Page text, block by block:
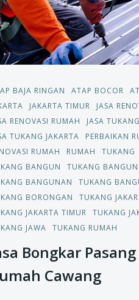
BAJA RINGAN ATAP BOCOR
JAKARTA TIMUR
JASA
RENOVASI RUMAH
JASA TUKANG
TUKANG JAKARTA
PERBAIKAN
RUMAH
RUMAH
TUKANG
BANGUN
TUKANG
BANGUNAN
TUKANG
BORONGAN
TUKANG
JAKARTA TIMUR
TUKANG
JAWA
TUKANG RUMAH
Bongkar
Cawang